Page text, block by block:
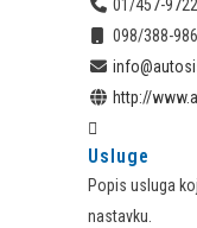
01/457-9722
098/388-986
http://
Usluge
Popis usluga
nastavku.